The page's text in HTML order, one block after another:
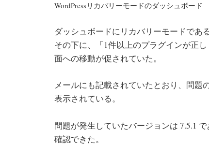
WordPressリカバリーモードのダッシュボード
ダッシュボードにリカバリーモードであ
その下に、「1件以上のプラグインが正
面への移動が促されていた。
メールにも記載されていたとおり、問題
表示されている。
問題が発生していたバージョンは 7.5.1
確認できた。